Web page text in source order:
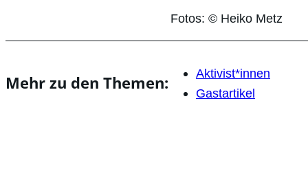
Fotos: © Heiko Metz
Mehr zu den Themen:
Aktivist*innen
Gastartikel